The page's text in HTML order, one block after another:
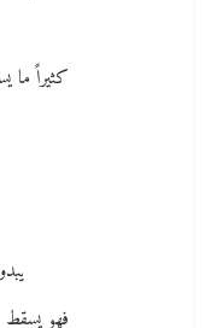
كثيراً ما
فهو يسقط